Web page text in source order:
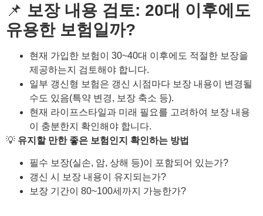
📌 보장 내용 검토: 20대 이후에도
유용한 보험일까?
현재 가입한 보험이 30~40대 이후에도 적절한 보장을
제공하는지 검토해야 합니다.
일부 갱신형 보험은 갱신 시점마다 보장 내용이 변경될
수도 있음(특약 변경, 보장 축소 등).
현재 라이프스타일과 미래 필요를 고려하여 보장 내용
이 충분한지 확인해야 합니다.
💡 유지할 만한 좋은 보험인지 확인하는 방법
필수 보장(실손, 암, 상해 등)이 포함되어 있는가?
갱신 시 보장 내용이 유지되는가?
보장 기간이 80~100세까지 가능한가?